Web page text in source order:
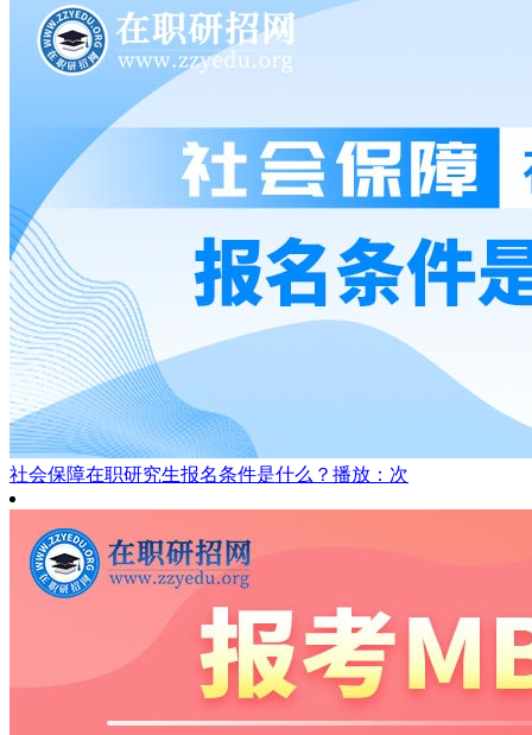
社会保障在职研究生报名条件是什么？ 播放：次